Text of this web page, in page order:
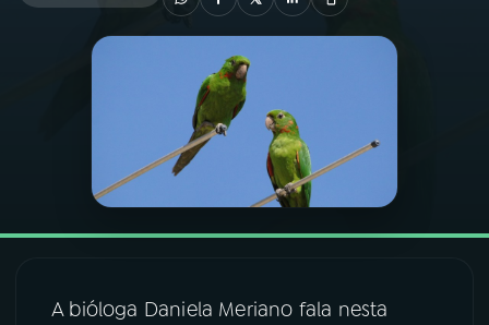
01INÍCIO
PROGRAMAÇÃO
05PODCASTS
A bióloga Daniela Meriano fala nesta